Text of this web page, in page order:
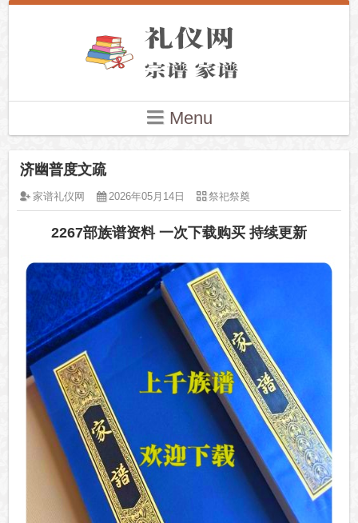
Menu
济幽普度文疏
家谱礼仪网 2026年05月14日 祭祀祭奠
2267部族谱资料 一次下载购买 持续更新